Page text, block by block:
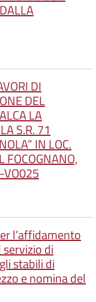
DI
DEL
LA
S.R. 71
IN LOC.
FOCOGNANO,
VO025
l’affidamento
di
stabili di
e nomina del